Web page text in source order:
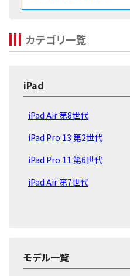
カテゴリ一覧
iPad
iPad Air 第8世代
iPad Pro 13 第2世代
iPad Pro 11 第6世代
iPad Air 第7世代
iPad Pro 11 第5世代
モデル一覧